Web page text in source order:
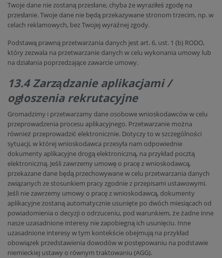
Twoje dane nie zostaną przesłane, chyba że wyraziłeś zgodę na
przesłanie. Twoje dane nie będą przekazywane stronom trzecim, np. w
celach reklamowych, bez Twojej wyraźnej zgody.
Podstawą prawną przetwarzania danych jest art. 6, ust. 1 (b) RODO,
który zezwala na przetwarzanie danych w celu wykonania umowy lub
na działania poprzedzające zawarcie umowy.
13.4 Zarządzanie aplikacjami /
ogłoszenia rekrutacyjne
Gromadzimy i przetwarzamy dane osobowe wnioskodawców w celu
przeprowadzenia procesu aplikacyjnego. Przetwarzanie można
również przeprowadzić elektronicznie. Dotyczy to w szczególności
sytuacji, w której wnioskodawca przesyła nam odpowiednie
dokumenty aplikacyjne drogą elektroniczną, na przykład pocztą
elektroniczną. Jeśli zawrzemy umowę o pracę z wnioskodawcą,
przekazane dane będą przechowywane w celu przetwarzania danych
związanych ze stosunkiem pracy zgodnie z przepisami ustawowymi.
Jeśli nie zawrzemy umowy o pracę z wnioskodawcą, dokumenty
aplikacyjne zostaną automatycznie usunięte po dwóch miesiącach od
powiadomienia o decyzji o odrzuceniu, pod warunkiem, że żadne inne
nasze uzasadnione interesy nie zapobiegną ich usunięciu. Inne
uzasadnione interesy w tym kontekście obejmują na przykład
obowiązek przedstawienia dowodów w postępowaniu na podstawie
niemieckiej ustawy o równym traktowaniu (AGG).